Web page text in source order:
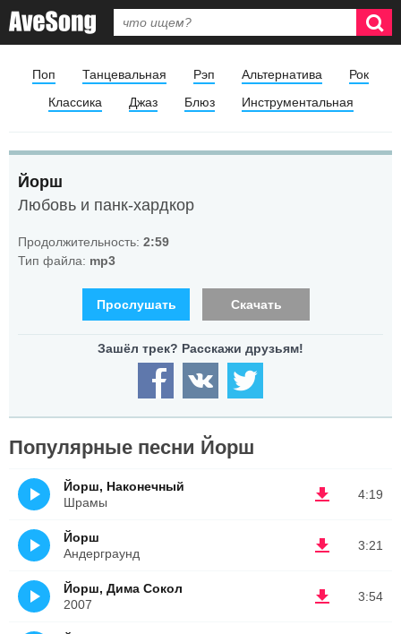
Поп Танцевальная Рэп Альтернатива
Рок
Классика
Джаз Блюз Инструментальная
Йорш
Любовь и панк-хардкор
Продолжительность: 2:59
Тип файла: mp3
Прослушать Скачать
Популярные песни Йорш
4:19
Йорш, Наконечный
Шрамы
3:21
Йорш
Андерграунд
3:54
Йорш, Дима Сокол
2007